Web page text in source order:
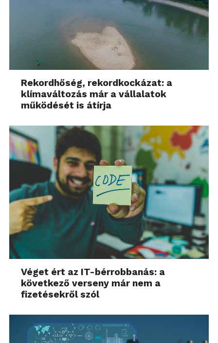
Rekordhőség, rekordkockázat: a
klímaváltozás már a vállalatok
működését is átírja
Véget ért az IT-bérrobbanás: a
következő verseny már nem a
fizetésekről szól